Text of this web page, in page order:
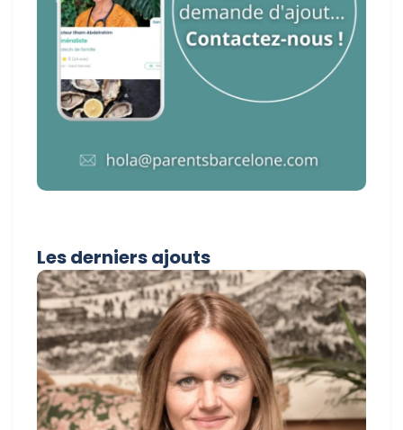
Les derniers ajouts